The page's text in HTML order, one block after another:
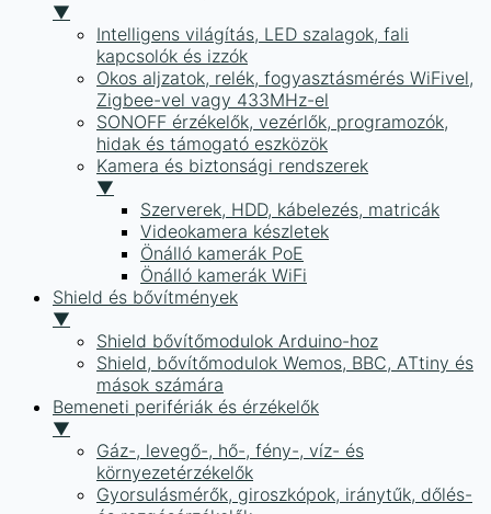
▼
Intelligens világítás, LED szalagok, fali
kapcsolók és izzók
Okos aljzatok, relék, fogyasztásmérés WiFivel,
Zigbee-vel vagy 433MHz-el
SONOFF érzékelők, vezérlők, programozók,
hidak és támogató eszközök
Kamera és biztonsági rendszerek
▼
Szerverek, HDD, kábelezés, matricák
Videokamera készletek
Önálló kamerák PoE
Önálló kamerák WiFi
Shield és bővítmények
▼
Shield bővítőmodulok Arduino-hoz
Shield, bővítőmodulok Wemos, BBC, ATtiny és
mások számára
Bemeneti perifériák és érzékelők
▼
Gáz-, levegő-, hő-, fény-, víz- és
környezetérzékelők
Gyorsulásmérők, giroszkópok, iránytűk, dőlés-